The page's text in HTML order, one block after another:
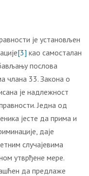
је установљен
[3] као самосталан
послова
члана 33. Закона о
је надлежност
Једна од
јесте да прима и
даје
случајевима
утврђене мере.
да предлаже